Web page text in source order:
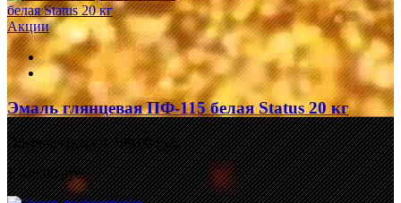
Акции
Эмаль глянцевая ПФ-115 белая Status 20 кг
Обычная цена: 1 799,00 руб.
1 749,00 руб.